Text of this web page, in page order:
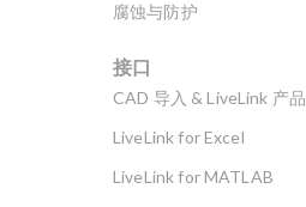
腐蚀与防护
接口
CAD 导入 & LiveLink 产品
LiveLink for Excel
LiveLink for MATLAB